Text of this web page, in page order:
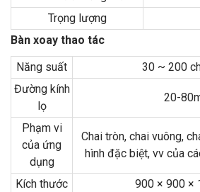
Trọng lượng
Bàn xoay thao tác
Năng suất
30 ~ 200
Đường kính
lọ
20-
Phạm vi
của ứng
dụng
Chai tròn, chai vuông,
hình đặc biệt, vv của
Kích thước
900 × 900 ×